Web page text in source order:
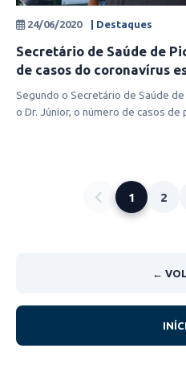
24/06/2020 | Destaques
Secretário de Saúde de
de casos do coronavírus
Segundo o Secretário de Saúde
o Dr. Júnior, o número de casos
1 2
←